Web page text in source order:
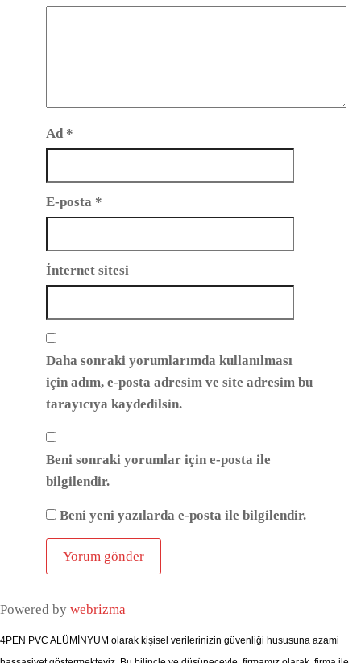
Ad *
E-posta *
İnternet sitesi
Daha sonraki yorumlarımda kullanılması
için adım, e-posta adresim ve site adresim bu
tarayıcıya kaydedilsin.
Beni sonraki yorumlar için e-posta ile
bilgilendir.
Beni yeni yazılarda e-posta ile bilgilendir.
Powered by webrizma
4PEN PVC ALÜMİNYUM olarak kişisel verilerinizin güvenliği hususuna azami